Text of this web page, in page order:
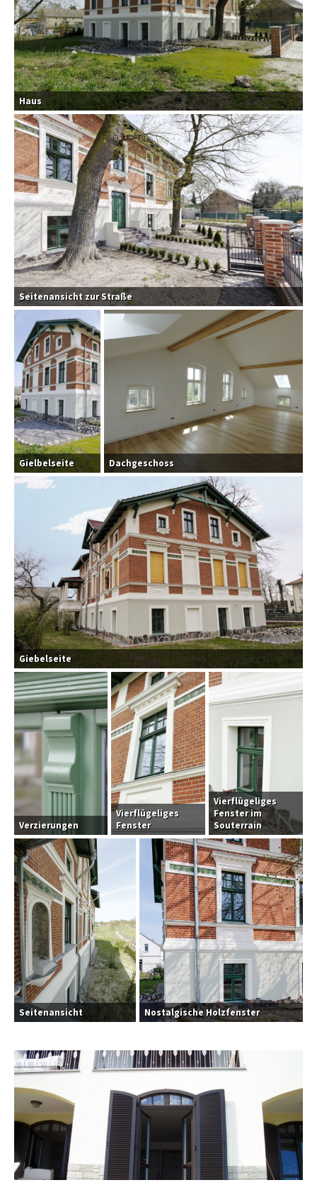
Haus
Seitenansicht zur Straße
Gielbelseite Dachgeschoss
Giebelseite
Verzierungen
Vierflügeliges
Fenster
Vierflügeliges
Fenster im
Souterrain
Seitenansicht Nostalgische Holzfenster